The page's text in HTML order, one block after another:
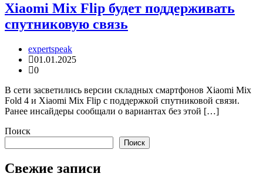
Xiaomi Mix Flip будет поддерживать
спутниковую связь
expertspeak
01.01.2025
0
В сети засветились версии складных смартфонов Xiaomi Mix
Fold 4 и Xiaomi Mix Flip с поддержкой спутниковой связи.
Ранее инсайдеры сообщали о вариантах без этой […]
Поиск
Поиск
Свежие записи